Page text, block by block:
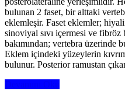
bulunan 2 faset, bir alttaki
eklemleşir. Faset eklemler;
sinoviyal sıvı içermesi ve
bakımından; vertebra üzerinde
Eklem içindeki yüzeylerin
bulunur. Posterior ramustan